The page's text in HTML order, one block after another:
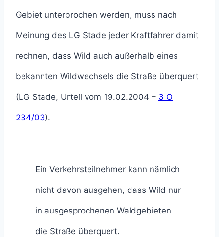
Gebiet unterbrochen werden, muss nach
Meinung des LG Stade jeder Kraftfahrer damit
rechnen, dass Wild auch außerhalb eines
bekannten Wildwechsels die Straße überquert
(LG Stade, Urteil vom 19.02.2004 – 3 O
234/03).
Ein Verkehrsteilnehmer kann nämlich
nicht davon ausgehen, dass Wild nur
in ausgesprochenen Waldgebieten
die Straße überquert.